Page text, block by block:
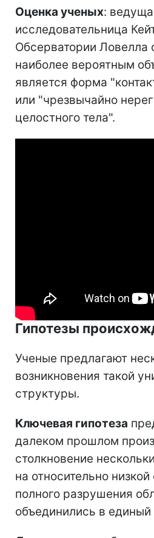
Оценка ученых:
исследовательница
Обсерватории Ловелла
наиболее вероятным
является форма
или "чрезвычайно
целостного тела".
Гипотезы
Ученые предлагают
возникновения такой
структуры.
Ключевая гипотеза
далеком прошлом
столкновение
на относительно
полного разрушения
объединились в единый